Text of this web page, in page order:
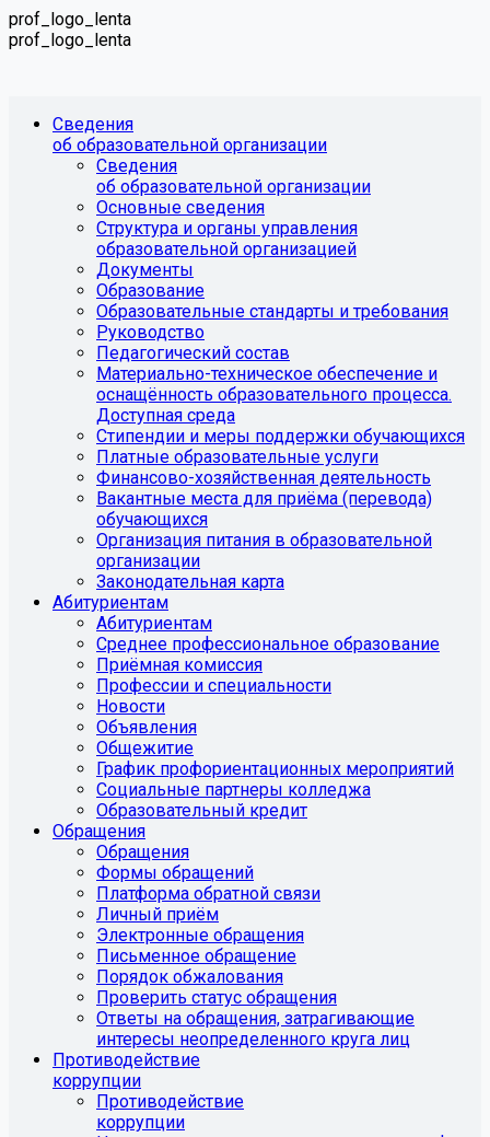
prof_logo_lenta
prof_logo_lenta
Сведения
об образовательной организации
Сведения
об образовательной организации
Основные сведения
Структура и органы управления
образовательной организацией
Документы
Образование
Образовательные стандарты и требования
Руководство
Педагогический состав
Материально-техническое обеспечение и
оснащённость образовательного процесса.
Доступная среда
Стипендии и меры поддержки обучающихся
Платные образовательные услуги
Финансово-хозяйственная деятельность
Вакантные места для приёма (перевода)
обучающихся
Организация питания в образовательной
организации
Законодательная карта
Абитуриентам
Абитуриентам
Среднее профессиональное образование
Приёмная комиссия
Профессии и специальности
Новости
Объявления
Общежитие
График профориентационных мероприятий
Социальные партнеры колледжа
Образовательный кредит
Обращения
Обращения
Формы обращений
Платформа обратной связи
Личный приём
Электронные обращения
Письменное обращение
Порядок обжалования
Проверить статус обращения
Ответы на обращения, затрагивающие
интересы неопределенного круга лиц
Противодействие
коррупции
Противодействие
коррупции